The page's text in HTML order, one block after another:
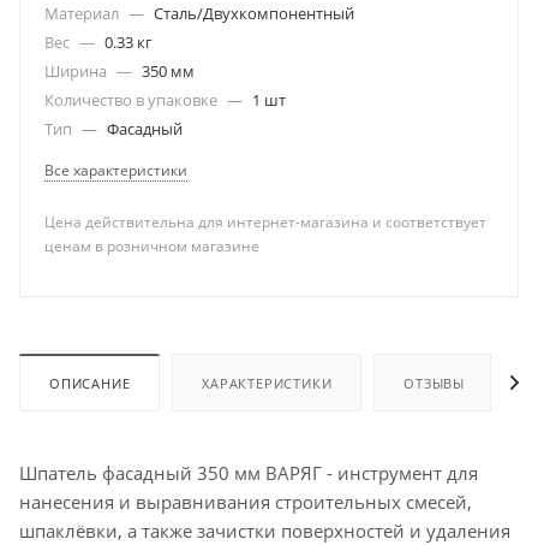
Материал — Сталь/Двухкомпонентный
Вес — 0.33 кг
Ширина — 350 мм
Количество в упаковке — 1 шт
Тип — Фасадный
Все характеристики
Цена действительна для интернет-магазина и соответствует
ценам в розничном магазине
ОПИСАНИЕ ХАРАКТЕРИСТИКИ ОТЗЫВЫ
Шпатель фасадный 350 мм ВАРЯГ - инструмент для
нанесения и выравнивания строительных смесей,
шпаклёвки, а также зачистки поверхностей и удаления